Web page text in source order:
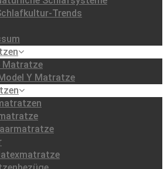
Trends
Matratze
Y Matratze